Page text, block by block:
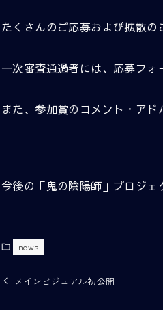
たくさんのご応募および拡散の
一次審査通過者には、応募フォ
また、参加賞のコメント・アド
今後の「鬼の陰陽師」プロジ
news
メインビジュアル初公開